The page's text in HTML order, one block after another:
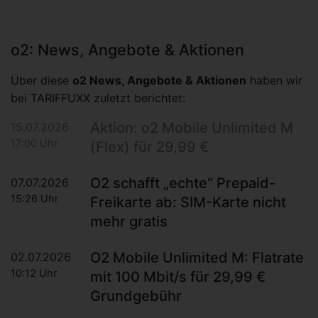
o2: News, Angebote & Aktionen
Über diese o2 News, Angebote & Aktionen haben wir
bei TARIFFUXX zuletzt berichtet:
07.07.2026
15:26 Uhr
O2 schafft „echte“ Prepaid-
Freikarte ab: SIM-Karte nicht
mehr gratis
02.07.2026
10:12 Uhr
O2 Mobile Unlimited M: Flatrate
mit 100 Mbit/s für 29,99 €
Grundgebühr